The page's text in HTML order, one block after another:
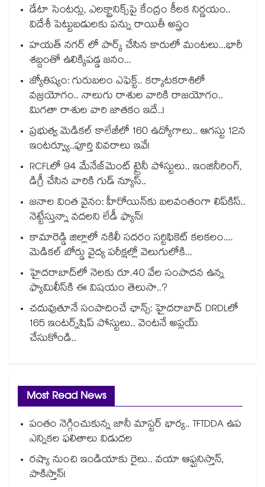
డేటా సెంటర్లు, ఎలక్ట్రానిక్స్‌పై కేంద్రం కీలక నిర్ణయం..
విదేశీ పెట్టుబడులకు పన్ను రాయితీ అస్త్రం
హయత్ నగర్ లో పార్క్ చేసిన కారులో మంటలు...భారీ
శబ్దంతో ఉలిక్కిపడ్డ జనం...
జ్యోతిష్యం: గురుబలం ఎఫెక్ట్.. కర్కాటకరాశిలో
వజ్రయోగం.. నాలుగు రాశుల వారికి రాజయోగం..
మిగతా రాశుల వారి జాతకం ఇదే..!
ప్రభుత్వ మెడికల్ కాలేజీలో 160 ఉద్యోగాలు.. ఆగస్టు 12న
ఇంటర్వ్యూ..పూర్తి వివరాలు ఇవే!
RCFLలో 94 మేనేజ్‌మెంట్ ట్రైనీ పోస్టులు.. ఇంజినీరింగ్,
డిగ్రీ చేసిన వారికి గుడ్ న్యూస్..
జనాల వింత వైనం: హీరోయిన్‌కు బలవంతంగా లిప్‌కిస్‌..
నెట్టేస్తున్నా వదలని లేడీ ఫ్యాన్!
కామారెడ్డి జిల్లాలో నకిలీ సదరం సర్టిఫికెట్ కలకలం....
మెడికల్ బోర్డు వైద్య పరీక్షల్లో వెలుగులోకి...
హైదరాబాద్⁪లో నెలకు రూ.40 వేల సంపాదన ఉన్న
ఫ్యామిలీస్⁪కి ఈ విషయం తెలుసా..?
చదువుతూనే సంపాదించే ఛాన్స్: హైదరాబాద్ DRDLలో
165 ఇంటర్న్‌షిప్ పోస్టులు.. వెంటనే అప్లయ్
చేసుకోండి..
Most Read News
పంతం నెగ్గించుకున్న జానీ మాస్టర్ భార్య.. TFTDDA ఉప
ఎన్నికల ఫలితాలు విడుదల
రష్యా నుంచి ఇండియాకు రైలు.. వయా ఆఫ్ఘనిస్తాన్,
పాకిస్తాన్!